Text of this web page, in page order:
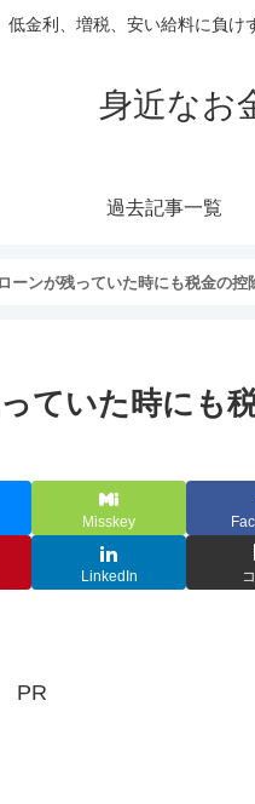
低金利、増税、安い給料に負け
身近なお
過去記事一覧
ーンが残っていた時にも税金の控
ていた時にも
Misskey
LinkedIn
PR